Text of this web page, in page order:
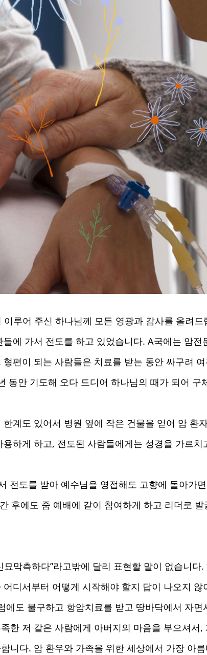
루어 주신 하나님께 모든 영광과 감사를 올려
에 가서 전도를 하고 있었습니다. A국에는 암
편이 되는 사람들은 치료를 받는 동안 싸구려
동안 기도해 오다 드디어 하나님의 때가 되어
계도 있어서 병원 옆에 작은 건물을 얻어 암 환
하게 하고, 전도된 사람들에게는 성경을 가르
전도를 받아 예수님을 영접해도 고향에 돌아가
후에도 줌 예배에 같이 참여하게 하고 리더로
막측하다”라고밖에 달리 표현할 말이 없습니
디서부터 어떻게 시작해야 할지 답이 나오지
도 불구하고 항암치료를 받고 땅바닥에서 자
한 저 같은 사람에게 아버지의 마음을 부으셔
니다. 암 환우와 가족을 위한 세상에서 가장 아